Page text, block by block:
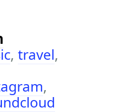
,travel,
,